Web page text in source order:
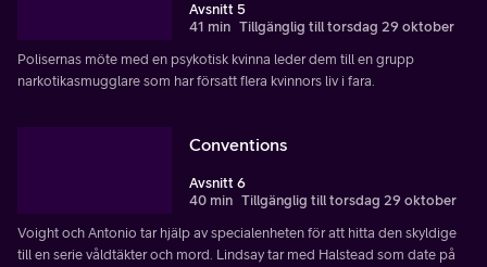
Avsnitt 5
41 min Tillgänglig till torsdag 29 oktober
Polisernas möte med en psykotisk kvinna leder dem till en grupp
narkotikasmugglare som har försatt flera kvinnors liv i fara.
Conventions
Avsnitt 6
40 min Tillgänglig till torsdag 29 oktober
Voight och Antonio tar hjälp av specialenheten för att hitta den skyldige
till en serie våldtäkter och mord. Lindsay tar med Halstead som date på